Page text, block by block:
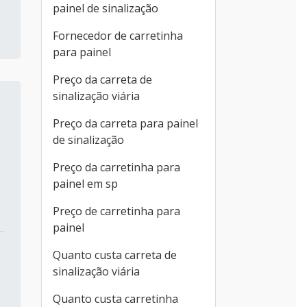
painel de sinalização
Fornecedor de carretinha
para painel
Preço da carreta de
sinalização viária
Preço da carreta para painel
de sinalização
Preço da carretinha para
painel em sp
Preço de carretinha para
painel
Quanto custa carreta de
sinalização viária
Quanto custa carretinha